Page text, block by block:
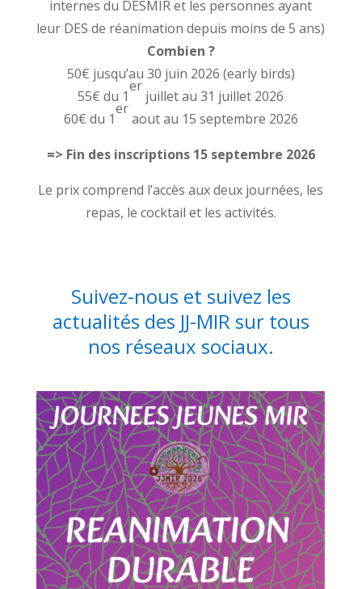
internes du DESMIR et les personnes ayant
leur DES de réanimation depuis moins de 5 ans)
Combien ?
50€ jusqu’au 30 juin 2026 (early birds)
55€ du 1
er
juillet au 31 juillet 2026
60€ du 1
er
aout au 15 septembre 2026
=> Fin des inscriptions 15 septembre 2026
Le prix comprend l’accès aux deux journées, les
repas, le cocktail et les activités.
Suivez-nous et suivez les
actualités des JJ-MIR sur tous
nos réseaux sociaux.